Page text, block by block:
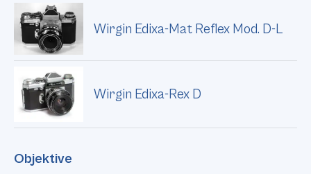
Wirgin Edixa-Mat Reflex Mod. D-L
Wirgin Edixa-Rex D
Objektive